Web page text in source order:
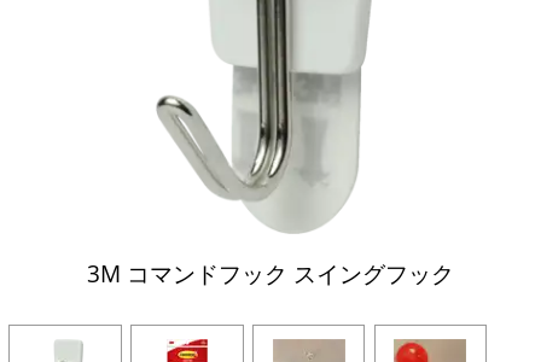
3M コマンドフック スイングフック